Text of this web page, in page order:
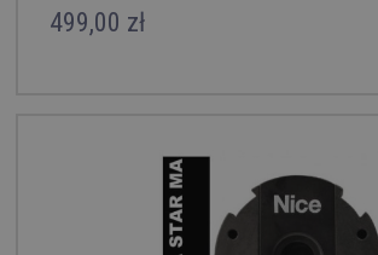
499,00 zł